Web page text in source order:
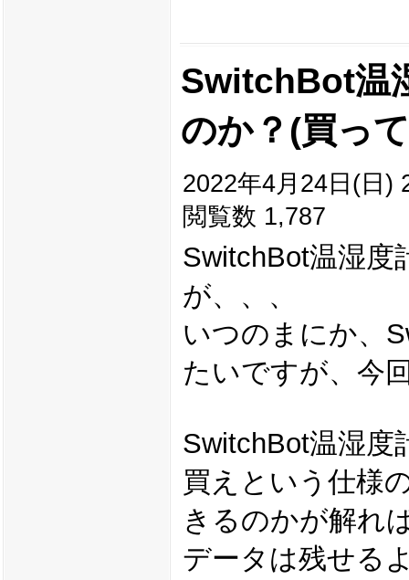
SwitchBot温
のか？(買っ
2022年4月24日(日)
閲覧数 1,787
SwitchBot温湿度
が、、、
いつのまにか、
たいですが、今
SwitchBot温湿度
買えという仕様
きるのかが解れ
データは残せる